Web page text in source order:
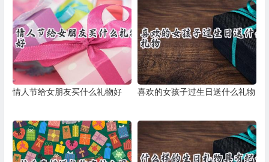
情人节给女朋友买什么礼物好 喜欢的女孩子过生日送什么礼物